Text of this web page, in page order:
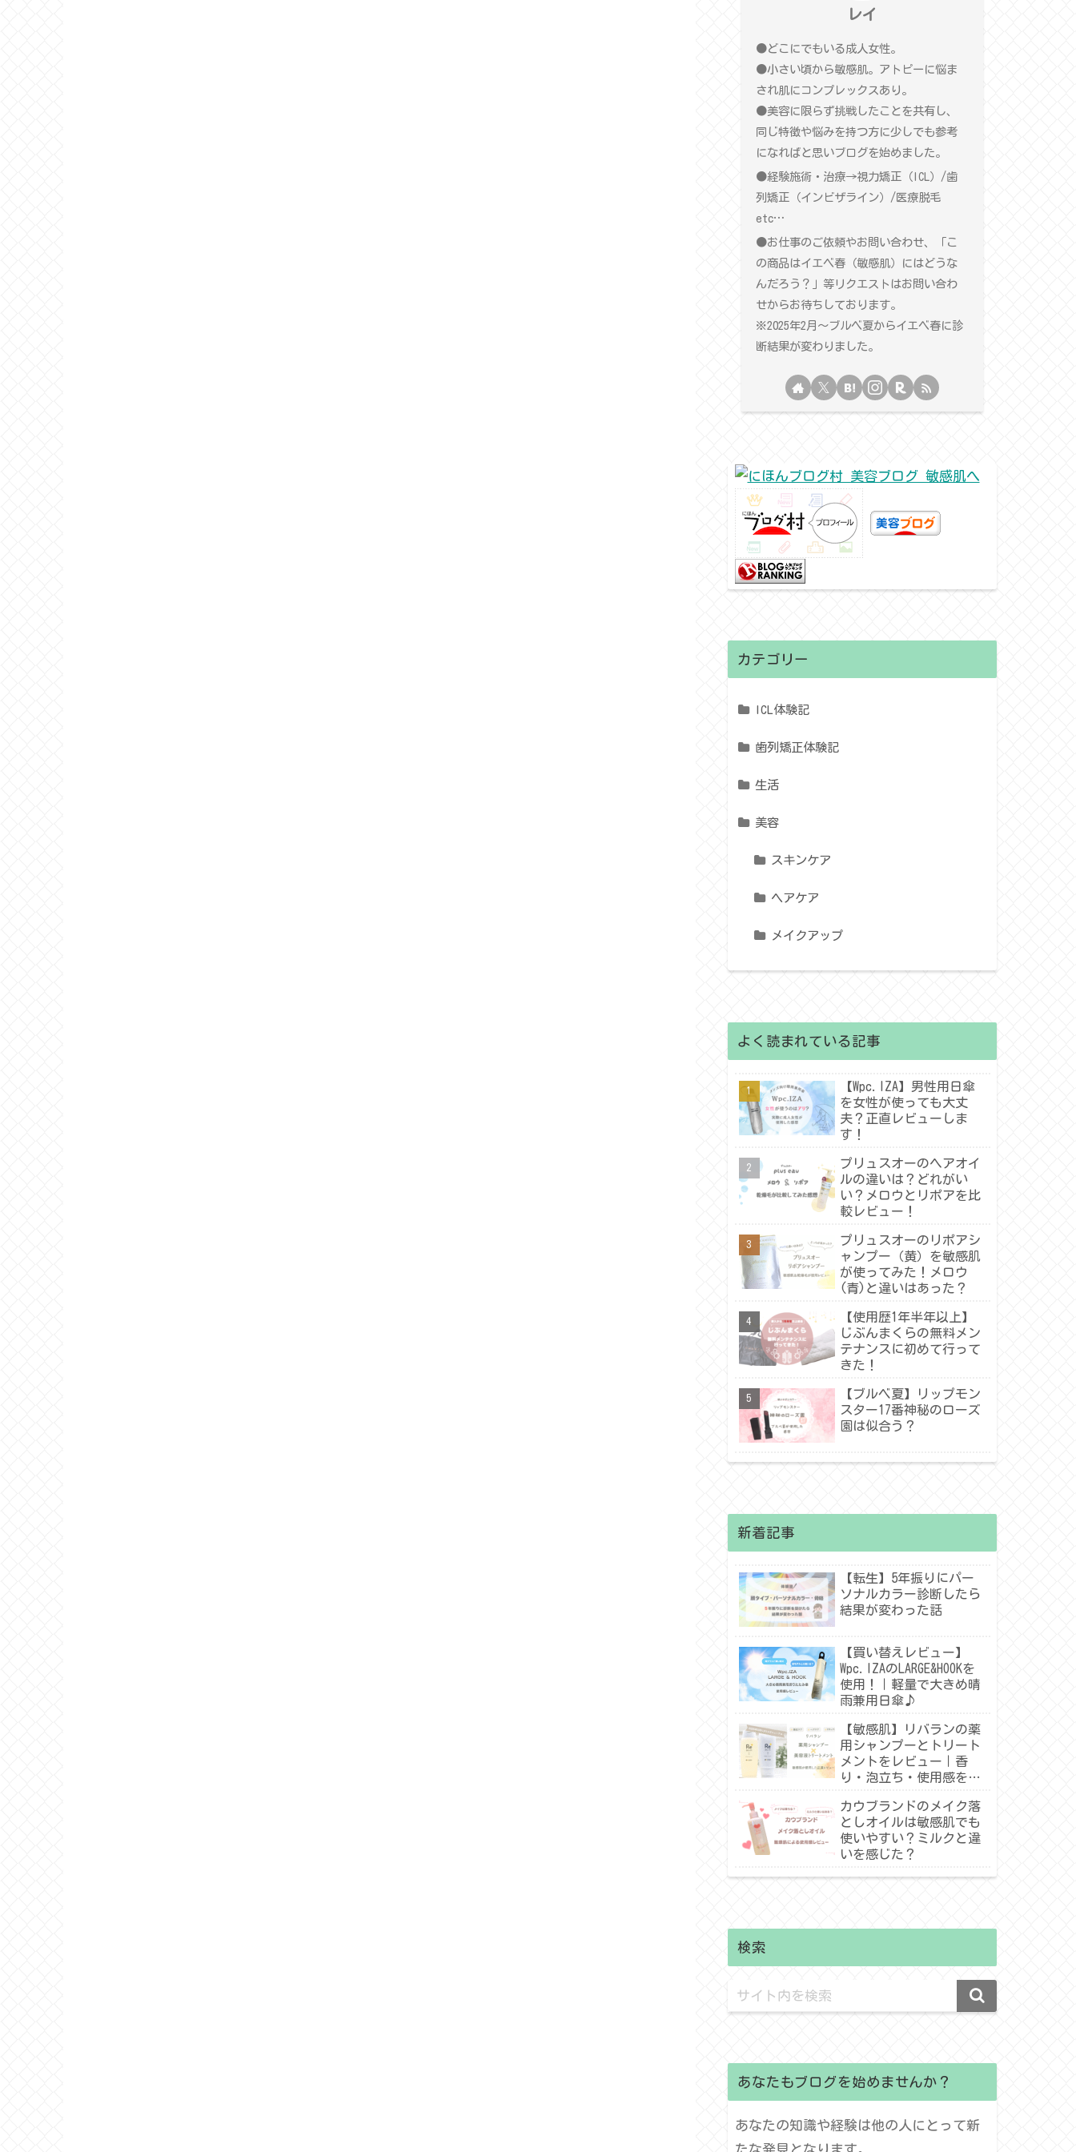
レイ
●どこにでもいる成人女性。
●小さい頃から敏感肌。アトピーに悩ま
され肌にコンプレックスあり。
●美容に限らず挑戦したことを共有し、
同じ特徴や悩みを持つ方に少しでも参考
になればと思いブログを始めました。
●経験施術・治療→視力矯正（ICL）/歯
列矯正（インビザライン）/医療脱毛
etc…
●お仕事のご依頼やお問い合わせ、「こ
の商品はイエベ春（敏感肌）にはどうな
んだろう？」等リクエストはお問い合わ
せからお待ちしております。
※2025年2月〜ブルベ夏からイエベ春に診
断結果が変わりました。
カテゴリー
ICL体験記
歯列矯正体験記
生活
美容
スキンケア
ヘアケア
メイクアップ
よく読まれている記事
【Wpc.IZA】男性用日傘
を女性が使っても大丈
夫？正直レビューしま
す！
プリュスオーのヘアオイ
ルの違いは？どれがい
い？メロウとリポアを比
較レビュー！
プリュスオーのリポアシ
ャンプー（黄）を敏感肌
が使ってみた！メロウ
(青)と違いはあった？
【使用歴1年半年以上】
じぶんまくらの無料メン
テナンスに初めて行って
きた！
【ブルベ夏】リップモン
スター17番神秘のローズ
園は似合う？
新着記事
【転生】5年振りにパー
ソナルカラー診断したら
結果が変わった話
【買い替えレビュー】
Wpc.IZAのLARGE&HOOKを
使用！｜軽量で大きめ晴
雨兼用日傘♪
【敏感肌】リバランの薬
用シャンプーとトリート
メントをレビュー｜香
り・泡立ち・使用感を紹
カウブランドのメイク落
としオイルは敏感肌でも
使いやすい？ミルクと違
いを感じた？
検索
あなたもブログを始めませんか？
あなたの知識や経験は他の人にとって新